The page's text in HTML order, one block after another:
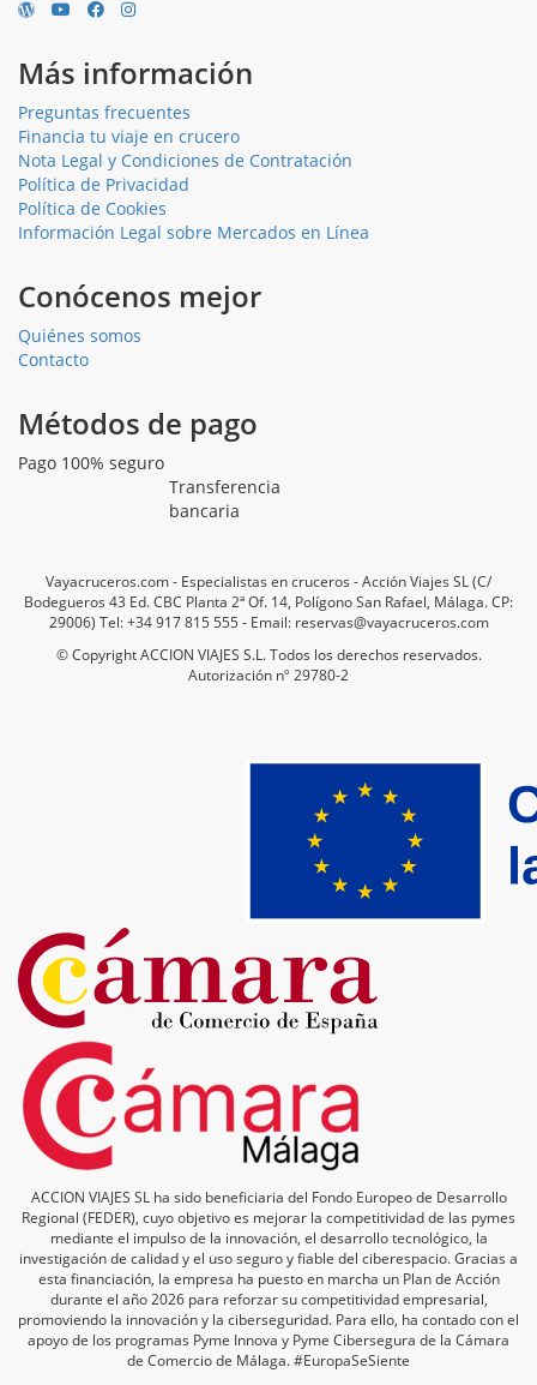
Más información
Preguntas frecuentes
Financia tu viaje en crucero
Nota Legal y Condiciones de Contratación
Política de Privacidad
Política de Cookies
Información Legal sobre Mercados en Línea
Conócenos mejor
Quiénes somos
Contacto
Métodos de pago
Pago 100% seguro
Transferencia
bancaria
Vayacruceros.com - Especialistas en cruceros - Acción Viajes SL (C/
Bodegueros 43 Ed. CBC Planta 2ª Of. 14, Polígono San Rafael, Málaga. CP:
29006) Tel: +34 917 815 555 - Email: reservas@vayacruceros.com
© Copyright ACCION VIAJES S.L. Todos los derechos reservados.
Autorización nº 29780-2
ACCION VIAJES SL ha sido beneficiaria del Fondo Europeo de Desarrollo
Regional (FEDER), cuyo objetivo es mejorar la competitividad de las pymes
mediante el impulso de la innovación, el desarrollo tecnológico, la
investigación de calidad y el uso seguro y fiable del ciberespacio. Gracias a
esta financiación, la empresa ha puesto en marcha un Plan de Acción
durante el año 2026 para reforzar su competitividad empresarial,
promoviendo la innovación y la ciberseguridad. Para ello, ha contado con el
apoyo de los programas Pyme Innova y Pyme Cibersegura de la Cámara
de Comercio de Málaga. #EuropaSeSiente